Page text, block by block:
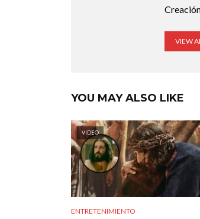
VIEW
YOU MAY ALSO LIKE
VIDEO
ENTRETENIMIENTO